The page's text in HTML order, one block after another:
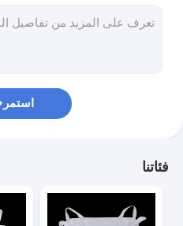
استمر
فئاتنا